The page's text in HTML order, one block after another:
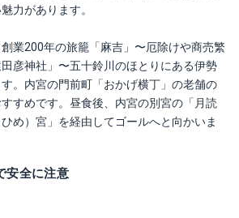
力があります。
業200年の旅籠「麻吉」〜厄除けや商売繁
彦神社」〜五十鈴川のほとりにある伊勢
。内宮の門前町「おかげ横丁」の老舗の
すめです。昼食後、内宮の別宮の「月読
め）宮」を経由してゴールへと向かいま
安全に注意